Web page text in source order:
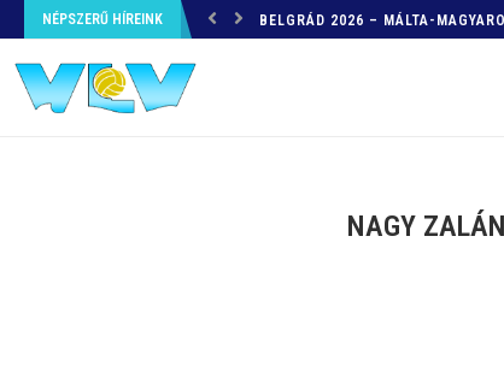
NÉPSZERŰ HÍREINK HELYZETKÉP AZ EB-RŐL – A
NAGY